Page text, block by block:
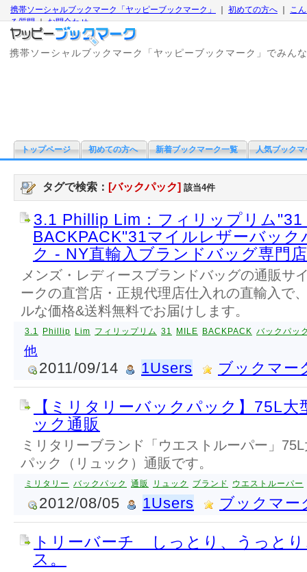
携帯ソーシャルブックマーク「ヤッピーブックマーク」 初めての方へ
こ
る質問｜お問合わせ
携帯ソーシャルブックマーク「ヤッピーブックマーク」でみん
トップページ 初めての方へ 新着ブックマーク一覧 人気ブックマ
タグで検索： [バックパック] 該当4件
3.1 Phillip Lim：フィリップリム"31
BACKPACK"31マイルレザーバッ
ク - NY直輸入ブランドバッグ専門
メンズ・レディースブランドバッグの通販
ークの直営店・正規代理店仕入れの直輸入で
ルな価格&送料無料でお届けします。
3.1 Phillip Lim フィリップリム 31 MILE BACKPACK バックパッ
他
2011/09/14 1Users ブックマー
【ミリタリーバックパック】75L
ック通販
ミリタリーブランド「ウエストルーパー」
パック（リュック）通販です。
ミリタリー バックパック 通販 リュック ブランド ウエストルーパー
2012/08/05 1Users ブックマー
トリーバーチ しっとり、うっと
ス。